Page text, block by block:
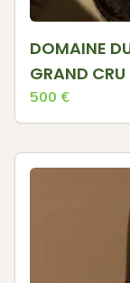
DOMAINE
GRAND
500 €